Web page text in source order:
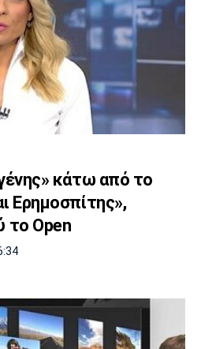
κάτω από το
Ερημοσπίτης»,
το Open